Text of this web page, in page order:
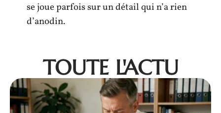
se joue parfois sur un détail qui n’a rien
d’anodin.
TOUTE L'ACTU